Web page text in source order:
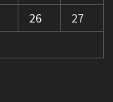
26
27